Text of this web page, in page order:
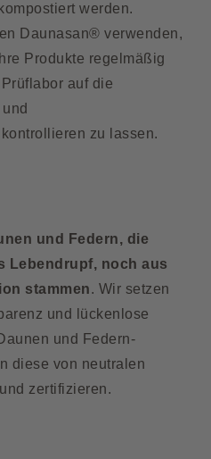
werden.
Daunasan® verwenden,
Produkte regelmäßig
auf die
zu lassen.
und Federn, die
Lebendrupf, noch aus
stammen. Wir setzen
und lückenlose
und Federn-
diese von neutralen
zertifizieren.